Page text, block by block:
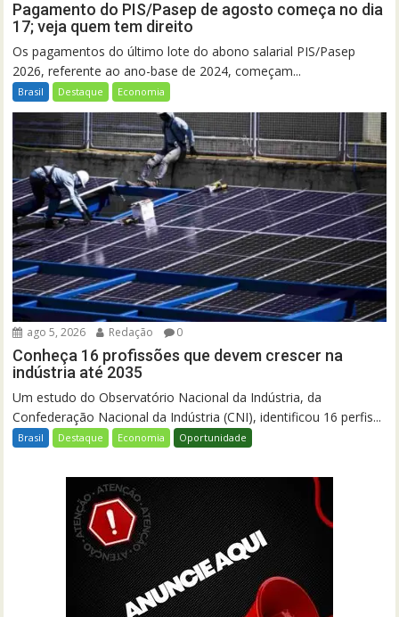
Pagamento do PIS/Pasep de agosto começa no dia
17; veja quem tem direito
Os pagamentos do último lote do abono salarial PIS/Pasep
2026, referente ao ano-base de 2024, começam...
Brasil Destaque Economia
ago 5, 2026 Redação 0
Conheça 16 profissões que devem crescer na
indústria até 2035
Um estudo do Observatório Nacional da Indústria, da
Confederação Nacional da Indústria (CNI), identificou 16 perfis...
Brasil Destaque Economia Oportunidade